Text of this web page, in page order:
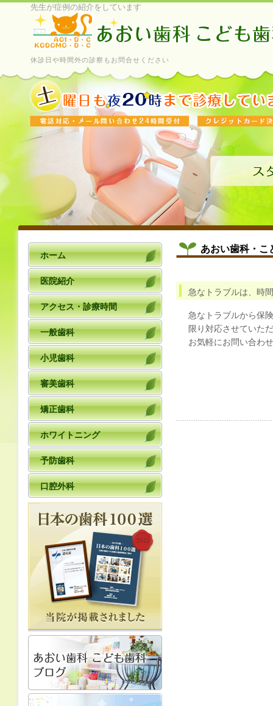
先生が症例の紹介をしています
休診日や時間外の診察もお問合せください
あおい歯科・こ
急なトラブルは、時
急なトラブルから保
限り対応させていた
お気軽にお問い合わ
ホーム
医院紹介
アクセス・診療時間
一般歯科
小児歯科
審美歯科
矯正歯科
ホワイトニング
予防歯科
口腔外科